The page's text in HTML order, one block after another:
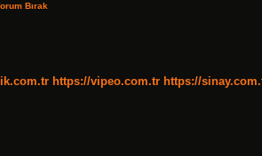
Bırak
https://vipeo.com.tr https://